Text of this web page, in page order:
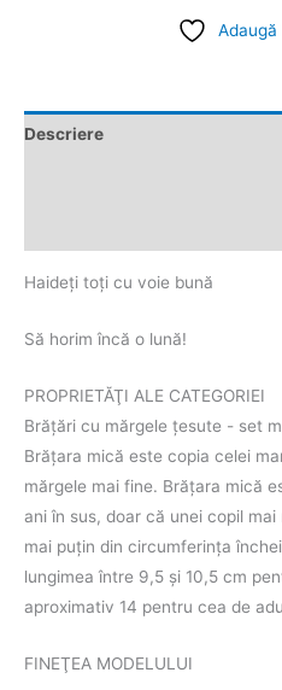
Adaugă
Descriere
Haideți toți cu voie bună
Să horim încă o lună!
PROPRIETĂŢI ALE CATEGORIEI
Brăţări cu mărgele țesute - set
Brăţara mică este copia celei
mărgele mai fine. Brăţara mică
ani în sus, doar că unei copil
mai puţin din circumferinţa
lungimea între 9,5 şi 10,5 cm
aproximativ 14 pentru cea de
FINEŢEA MODELULUI